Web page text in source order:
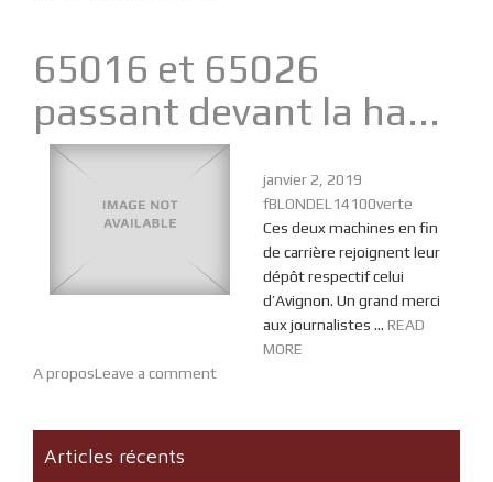
65016 et 65026
passant devant la ha...
janvier 2, 2019
fBLONDEL14100verte
Ces deux machines en fin
de carrière rejoignent leur
dépôt respectif celui
d’Avignon. Un grand merci
aux journalistes ... READ
MORE
A proposLeave a comment
Articles récents